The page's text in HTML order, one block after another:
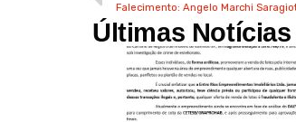
Falecimento: Angelo Marchi
Últimas Notícias